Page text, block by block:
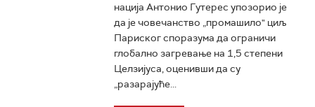
нација Антонио Гутерес упозорио је
да је човечанство „промашило" циљ
Париског споразума да ограничи
глобално загревање на 1,5 степени
Целзијуса, оценивши да су
„разарајуће...